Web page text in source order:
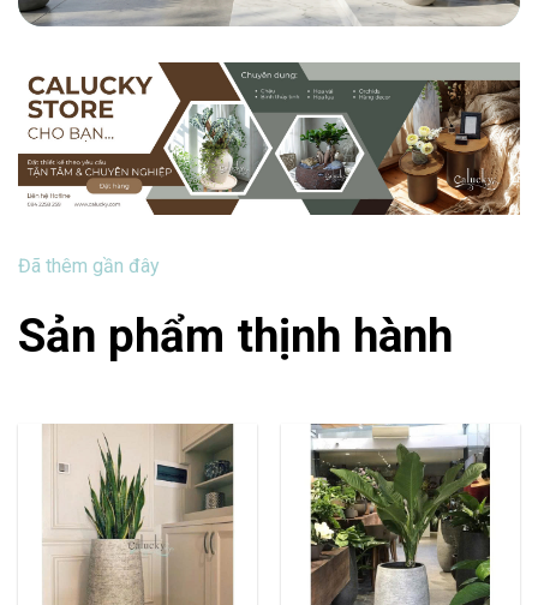
Đã thêm gần đây
Sản phẩm thịnh hành